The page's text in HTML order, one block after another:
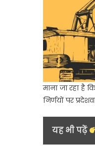
माना जा रहा है
निर्णयों पर
यह भी पढ़ें